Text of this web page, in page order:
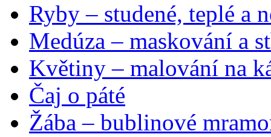
Ryby – studené, teplé a
Medúza – maskování a
Květiny – malování na
Čaj o páté
Žába – bublinové